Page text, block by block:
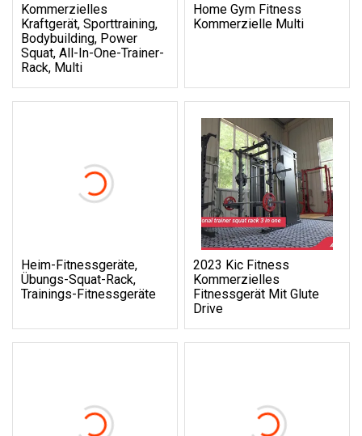
Kommerzielles
Kraftgerät, Sporttraining,
Bodybuilding, Power
Squat, All-In-One-Trainer-
Rack, Multi
Home Gym Fitness
Kommerzielle Multi
Heim-Fitnessgeräte,
Übungs-Squat-Rack,
Trainings-Fitnessgeräte
2023 Kic Fitness
Kommerzielles
Fitnessgerät Mit Glute
Drive